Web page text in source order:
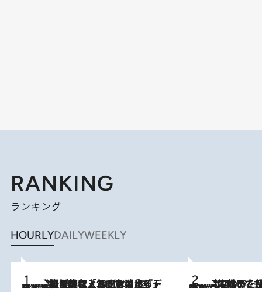
RANKING
ランキング
HOURLYDAILYWEEKLY
2026.8.5
【なぜ吉沢亮は「気配を消せる」のか？】興行収入208億の『国宝』を経て挑むミュージカル『ディア・エヴァン・ハンセン』。トップ俳優が舞台上でさらけ出した“孤独”とは 2026.8.5
【阿川佐和子さんの年とる力】なぜ70代で始めた趣味は“こんなに楽しい”のか？ ピアノ、俳句…スランプに陥っても続けられる“ある秘訣”とは